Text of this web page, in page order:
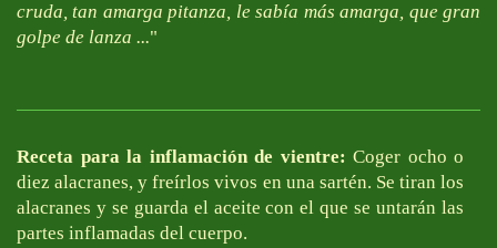
cruda, tan amarga pitanza, le sabía más amarga, que gran
golpe de lanza ..."
Receta para la inflamación de vientre: Coger ocho o
diez alacranes, y freírlos vivos en una sartén. Se tiran los
alacranes y se guarda el aceite con el que se untarán las
partes inflamadas del cuerpo.